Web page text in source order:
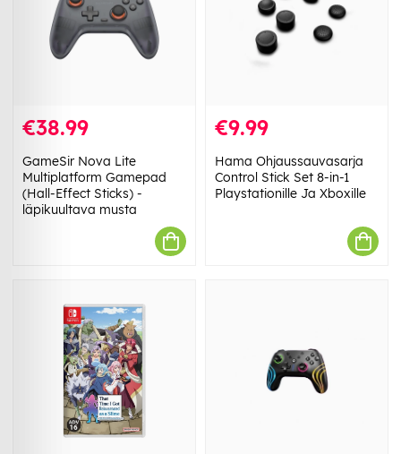
€38.99
GameSir Nova Lite
Multiplatform Gamepad
(Hall-Effect Sticks) -
läpikuultava musta
€9.99
Hama Ohjaussauvasarja
Control Stick Set 8-in-1
Playstationille Ja Xboxille